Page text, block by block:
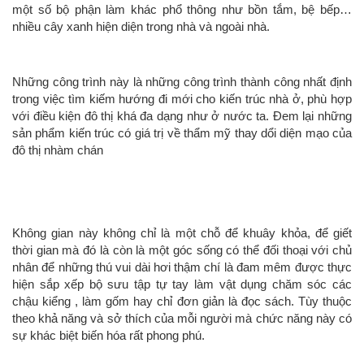
một số bộ phận làm khác phổ thông như bồn tắm, bệ bếp…
nhiều cây xanh hiện diện trong nhà và ngoài nhà.
Những công trình này là những công trình thành công nhất định
trong việc tìm kiếm hướng đi mới cho kiến trúc nhà ở, phù hợp
với điều kiện đô thị khá đa dạng như ở nước ta. Đem lại những
sản phẩm kiến trúc có giá trị về thẩm mỹ thay dổi diện mạo của
đô thị nhàm chán
Không gian này không chỉ là một chỗ để khuây khỏa, để giết
thời gian mà đó là còn là một góc sống có thể đối thoại với chủ
nhân để những thú vui dài hơi thậm chí là đam mêm được thực
hiện sắp xếp bộ sưu tập tự tay làm vật dụng chăm sóc các
chậu kiểng , làm gốm hay chỉ đơn giản là đọc sách. Tùy thuộc
theo khả năng và sở thích của mỗi người mà chức năng này có
sự khác biệt biến hóa rất phong phú.